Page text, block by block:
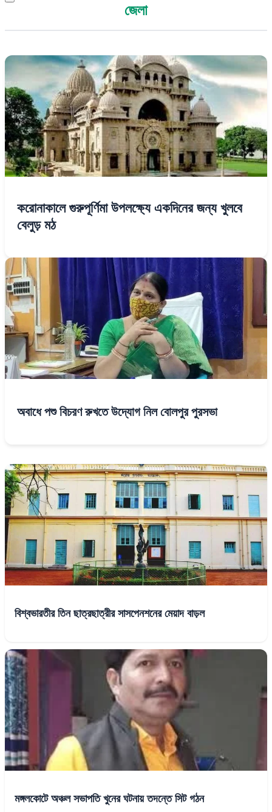
জেলা
করোনাকালে গুরুপূর্ণিমা উপলক্ষ্যে একদিনের জন্য খুলবে
বেলুড় মঠ
অবাধে পশু বিচরণ রুখতে উদ্যোগ নিল বোলপুর পুরসভা
বিশ্বভারতীর তিন ছাত্রছাত্রীর সাসপেনশনের মেয়াদ বাড়ল
মঙ্গলকোটে অঞ্চল সভাপতি খুনের ঘটনায় তদন্তে সিট গঠন